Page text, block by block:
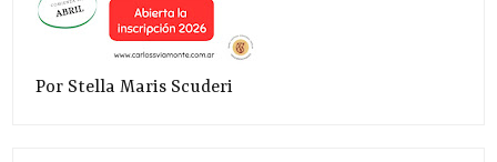
Por Stella Maris Scuderi